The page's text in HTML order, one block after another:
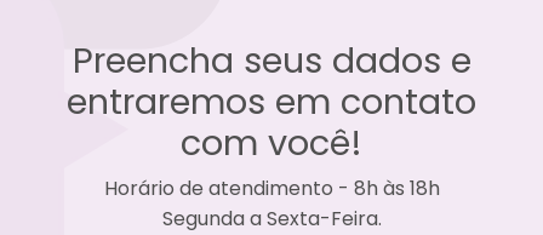
Preencha seus dados e
entraremos em contato
com você!
Horário de atendimento - 8h às 18h
Segunda a Sexta-Feira.